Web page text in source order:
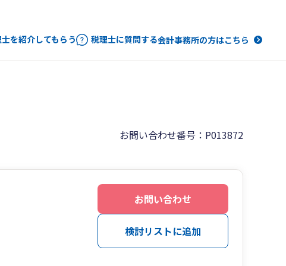
を紹介してもらう 税理士に質問する会計事務所の方はこちら
お問い合わせ番号：P013872
お問い合わせ
検討リストに追加